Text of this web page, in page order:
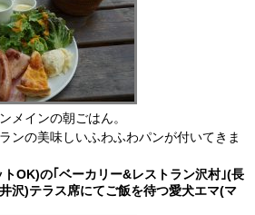
メインの朝ごはん。
ンの美味しいふわふわパンが付いてきま
OK)の｢ベーカリー&レストラン沢村｣(長
沢)テラス席にてご飯を待つ愛犬エマ(マ